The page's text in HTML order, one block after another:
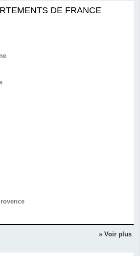
DE FRANCE
» Voir plus